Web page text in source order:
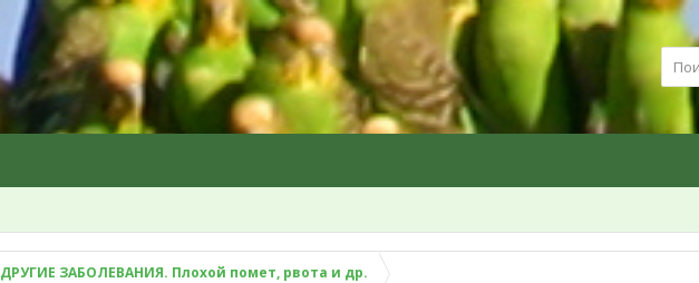
ДРУГИЕ ЗАБОЛЕВАНИЯ. Плохой помет, рвота и др.